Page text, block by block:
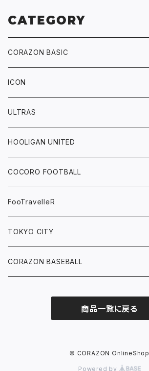
CATEGORY
CORAZON BASIC
ICON
ULTRAS
HOOLIGAN UNITED
COCORO FOOTBALL
FooTravelleR
TOKYO CITY
CORAZON BASEBALL
商品一覧に戻る
© CORAZON OnlineShop
Powered by